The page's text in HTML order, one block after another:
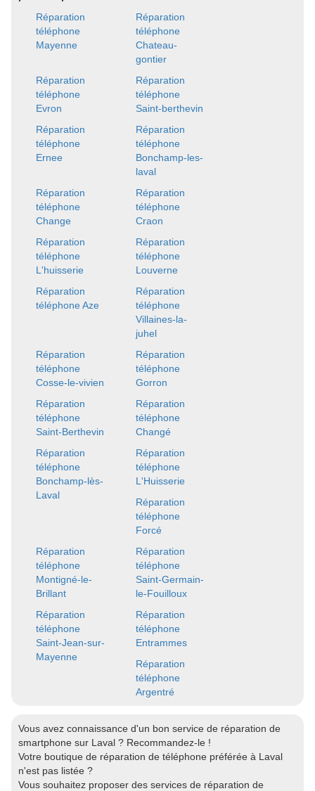
Réparation
téléphone
Mayenne
Réparation
téléphone
Chateau-
gontier
Réparation
téléphone
Evron
Réparation
téléphone
Saint-berthevin
Réparation
téléphone
Ernee
Réparation
téléphone
Bonchamp-les-
laval
Réparation
téléphone
Change
Réparation
téléphone
Craon
Réparation
téléphone
L'huisserie
Réparation
téléphone
Louverne
Réparation
téléphone Aze
Réparation
téléphone
Villaines-la-
juhel
Réparation
téléphone
Cosse-le-vivien
Réparation
téléphone
Gorron
Réparation
téléphone
Saint-Berthevin
Réparation
téléphone
Changé
Réparation
téléphone
Bonchamp-lès-
Laval
Réparation
téléphone
L'Huisserie
Réparation
téléphone
Forcé
Réparation
téléphone
Montigné-le-
Brillant
Réparation
téléphone
Saint-Germain-
le-Fouilloux
Réparation
téléphone
Saint-Jean-sur-
Mayenne
Réparation
téléphone
Entrammes
Réparation
téléphone
Argentré
Vous avez connaissance d'un bon service de réparation de
smartphone sur Laval ? Recommandez-le !
Votre boutique de réparation de téléphone préférée à Laval
n'est pas listée ?
Vous souhaitez proposer des services de réparation de